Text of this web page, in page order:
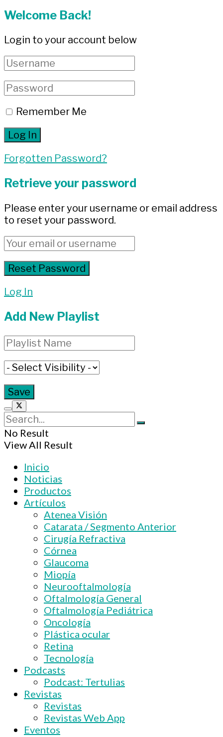
Welcome Back!
Login to your account below
Remember Me
Forgotten Password?
Retrieve your password
Please enter your username or email address
to reset your password.
Log In
Add New Playlist
No Result
View All Result
Inicio
Noticias
Productos
Artículos
Atenea Visión
Catarata / Segmento Anterior
Cirugía Refractiva
Córnea
Glaucoma
Miopía
Neurooftalmología
Oftalmología General
Oftalmología Pediátrica
Oncología
Plástica ocular
Retina
Tecnología
Podcasts
Podcast: Tertulias
Revistas
Revistas
Revistas Web App
Eventos